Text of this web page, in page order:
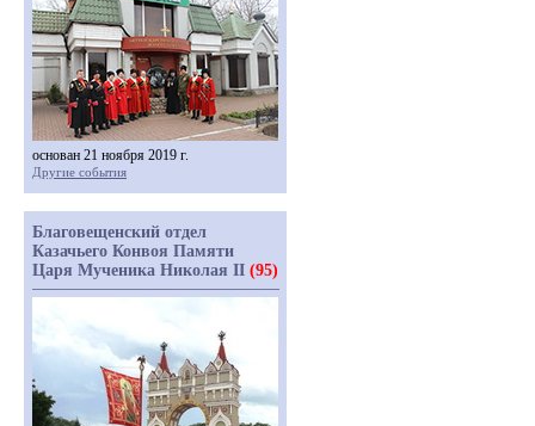
основан 21 ноября 2019 г.
Другие события
Благовещенский отдел
Казачьего Конвоя Памяти
Царя Мученика Николая II (95)